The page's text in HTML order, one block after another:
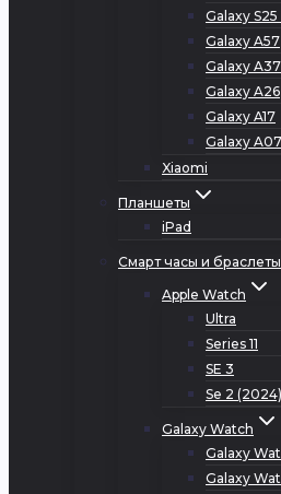
Galaxy S25
Galaxy A57
Galaxy A37
Galaxy A26
Galaxy A17
Galaxy A07
Xiaomi
Планшеты
iPad
Смарт часы и браслеты
Apple Watch
Ultra
Series 11
SE 3
Se 2 (2024)
Galaxy Watch
Galaxy
Galaxy